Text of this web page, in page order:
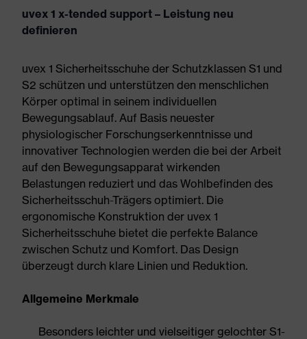
uvex 1 x-tended support – Leistung neu
definieren
uvex 1 Sicherheitsschuhe der Schutzklassen S1 und
S2 schützen und unterstützen den menschlichen
Körper optimal in seinem individuellen
Bewegungsablauf. Auf Basis neuester
physiologischer Forschungserkenntnisse und
innovativer Technologien werden die bei der Arbeit
auf den Bewegungsapparat wirkenden
Belastungen reduziert und das Wohlbefinden des
Sicherheitsschuh-Trägers optimiert. Die
ergonomische Konstruktion der uvex 1
Sicherheitsschuhe bietet die perfekte Balance
zwischen Schutz und Komfort. Das Design
überzeugt durch klare Linien und Reduktion.
Allgemeine Merkmale
Besonders leichter und vielseitiger gelochter S1-